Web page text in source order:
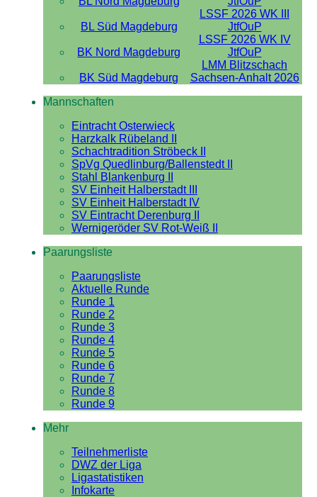
BL Süd Magdeburg
LSSF 2026 WK III
JtfOuP
BK Nord Magdeburg
LSSF 2026 WK IV
JtfOuP
BK Süd Magdeburg
LMM Blitzschach
Sachsen-Anhalt 2026
Mannschaften
Eintracht Osterwieck
Harzkalk Rübeland II
Schachtradition Ströbeck II
SpVg Quedlinburg/Ballenstedt II
Stahl Blankenburg II
SV Einheit Halberstadt III
SV Einheit Halberstadt IV
SV Eintracht Derenburg II
Wernigeröder SV Rot-Weiß II
Paarungsliste
Paarungsliste
Aktuelle Runde
Runde 1
Runde 2
Runde 3
Runde 4
Runde 5
Runde 6
Runde 7
Runde 8
Runde 9
Mehr
Teilnehmerliste
DWZ der Liga
Ligastatistiken
Infokarte